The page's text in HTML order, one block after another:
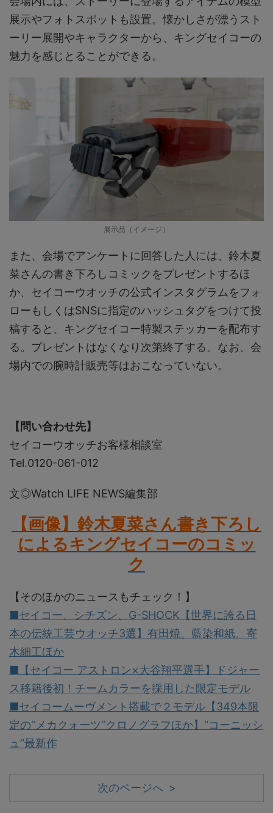
展示やフォトスポットも設置。懐かしさが漂うスト
ーリー展開やキャラクターから、キングセイコーの
魅力を感じとることができる。
展示品（イメージ）
また、会場でアンケートに回答した人には、鈴木夏
菜さんの書き下ろしコミックをプレゼントするほ
か、セイコーウオッチの公式インスタグラムをフォ
ローもしくはSNSに指定のハッシュタグをつけて投
稿すると、キングセイコー特製ステッカーを配布す
る。プレゼントはなくなり次第終了する。なお、会
場内での腕時計販売等はおこなっていない。
【問い合わせ先】
セイコーウオッチお客様相談室
Tel.0120-061-012
文◎Watch LIFE NEWS編集部
【画像】鈴木夏菜さん書き下ろし
によるキングセイコーのコミッ
ク
【そのほかのニュースもチェック！】
■セイコー、シチズン、G-SHOCK【世界に誇る日
本の伝統工芸ウオッチ3選】有田焼、藍染和紙、寄
木細工ほか
■【セイコー アストロン×大谷翔平選手】ドジャー
ス移籍後初！チームカラーを採用した限定モデル
■セイコームーヴメント搭載で２モデル【349本限
定の“メカクォーツ“クロノグラフほか】“コーニッシ
ュ”最新作
次のページへ >